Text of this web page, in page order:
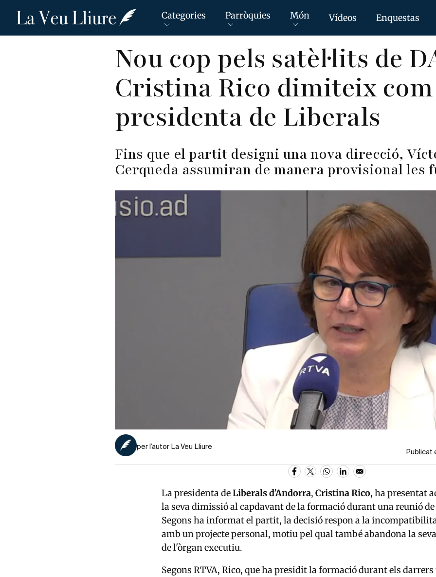
Vés
Categories Parròquies Món Vídeos Enquestas
Nou cop pels satèl·lits de
Cristina Rico dimiteix
presidenta de Liberals
Fins que el partit designi una nova direcció,
Cerqueda assumiran de manera provisional les
per l’autor La Veu Lliure
Publicat
La presidenta deLiberals d'Andorra, Cristina Rico, ha presentat
la seva dimissió al capdavant de la formació durant una reunió
Segons ha informat el partit, la decisió respon a la
amb un projecte personal, motiu pel qual també abandona la
de l'òrgan executiu.
Segons RTVA, Rico, que ha presidit la formació durant els